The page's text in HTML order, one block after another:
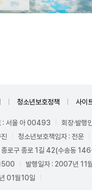
청소년보호정책 사이
: 서울 아 00493
회장·발행
청소년보호책임자 : 전운
종로구 종로 1길 42(수송동
발행일자 : 2007년 11
01월10일